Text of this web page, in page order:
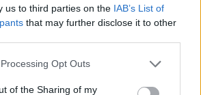
us to third parties on the IAB’s List of
that may further disclose it to other
Opt Outs
of the Sharing of my
olvasása előfizetéses